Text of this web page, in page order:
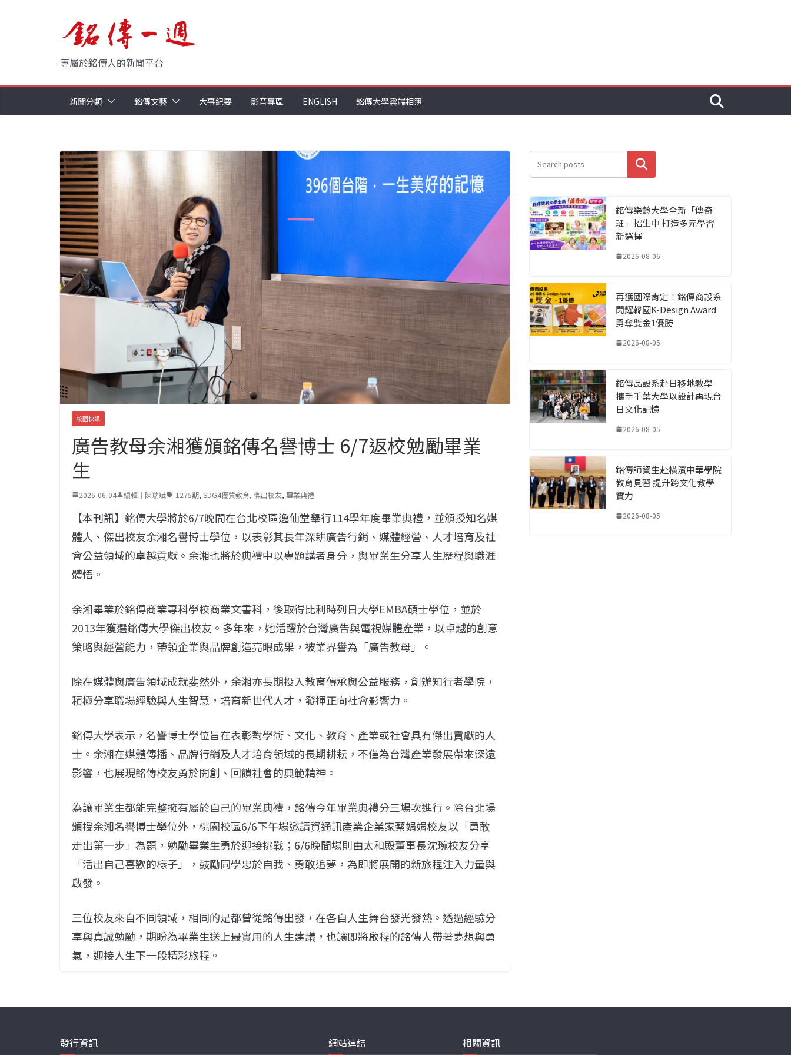
專屬於銘傳人的新聞平台
新聞分類 銘傳文藝 大事紀要 影音專區 ENGLISH 銘傳大學雲端相簿
校園快訊
廣告教母余湘獲頒銘傳名譽博士 6/7返校勉勵畢業
生
2026-06-04 編輯｜陳瑞斌 1275期, SDG4優質教育, 傑出校友, 畢業典禮
【本刊訊】銘傳大學將於6/7晚間在台北校區逸仙堂舉行114學年度畢業典禮，並頒授知名媒
體人、傑出校友余湘名譽博士學位，以表彰其長年深耕廣告行銷、媒體經營、人才培育及社
會公益領域的卓越貢獻。余湘也將於典禮中以專題講者身分，與畢業生分享人生歷程與職涯
體悟。
余湘畢業於銘傳商業專科學校商業文書科，後取得比利時列日大學EMBA碩士學位，並於
2013年獲選銘傳大學傑出校友。多年來，她活躍於台灣廣告與電視媒體產業，以卓越的創意
策略與經營能力，帶領企業與品牌創造亮眼成果，被業界譽為「廣告教母」。
除在媒體與廣告領域成就斐然外，余湘亦長期投入教育傳承與公益服務，創辦知行者學院，
積極分享職場經驗與人生智慧，培育新世代人才，發揮正向社會影響力。
銘傳大學表示，名譽博士學位旨在表彰對學術、文化、教育、產業或社會具有傑出貢獻的人
士。余湘在媒體傳播、品牌行銷及人才培育領域的長期耕耘，不僅為台灣產業發展帶來深遠
影響，也展現銘傳校友勇於開創、回饋社會的典範精神。
為讓畢業生都能完整擁有屬於自己的畢業典禮，銘傳今年畢業典禮分三場次進行。除台北場
頒授余湘名譽博士學位外，桃園校區6/6下午場邀請資通訊產業企業家蔡娟娟校友以「勇敢
走出第一步」為題，勉勵畢業生勇於迎接挑戰；6/6晚間場則由太和殿董事長沈琬校友分享
「活出自己喜歡的樣子」，鼓勵同學忠於自我、勇敢追夢，為即將展開的新旅程注入力量與
啟發。
三位校友來自不同領域，相同的是都曾從銘傳出發，在各自人生舞台發光發熱。透過經驗分
享與真誠勉勵，期盼為畢業生送上最實用的人生建議，也讓即將啟程的銘傳人帶著夢想與勇
氣，迎接人生下一段精彩旅程。
搜尋
銘傳樂齡大學全新「傳奇
班」招生中 打造多元學習
新選擇
2026-08-06
再獲國際肯定！銘傳商設系
閃耀韓國K-Design Award
勇奪雙金1優勝
2026-08-05
銘傳品設系赴日移地教學
攜手千葉大學以設計再現台
日文化記憶
2026-08-05
銘傳師資生赴橫濱中華學院
教育見習 提升跨文化教學
實力
2026-08-05
發行資訊 網站連結 相關資訊